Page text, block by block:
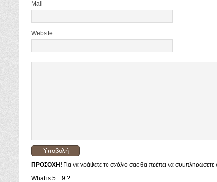
Mail
Website
ΠΡΟΣΟΧΗ! Για να γράψετε το σχόλιό σας θα πρέπει να
What is 5 + 9 ?